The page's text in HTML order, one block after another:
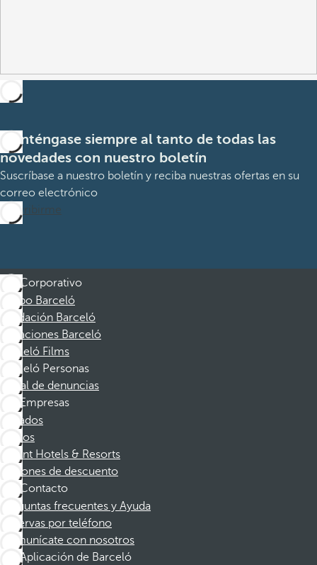
Manténgase siempre al tanto de todas las
novedades con nuestro boletín
Suscríbase a nuestro boletín y reciba nuestras ofertas en su
correo electrónico
Suscribirme
Corporativo
Grupo Barceló
Fundación Barceló
Vacaciones Barceló
Barceló Films
Barceló Personas
Canal de denuncias
Empresas
Afiliados
Socios
Dorint Hotels & Resorts
Cupones de descuento
Contacto
Preguntas frecuentes y Ayuda
Reservas por teléfono
Comunícate con nosotros
Aplicación de Barceló